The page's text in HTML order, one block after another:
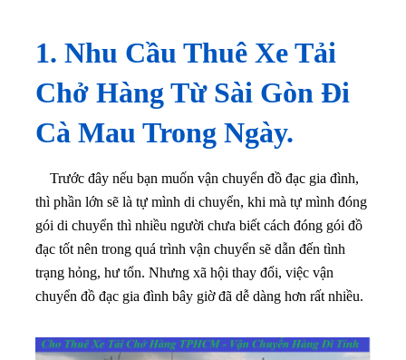
1. Nhu Cầu Thuê Xe Tải
Chở Hàng Từ Sài Gòn Đi
Cà Mau Trong Ngày.
Trước đây nếu bạn muốn vận chuyển đồ đạc gia đình,
thì phần lớn sẽ là tự mình di chuyển, khi mà tự mình đóng
gói di chuyển thì nhiều người chưa biết cách đóng gói đồ
đạc tốt nên trong quá trình vận chuyển sẽ dẫn đến tình
trạng hỏng, hư tổn. Nhưng xã hội thay đổi, việc vận
chuyển đồ đạc gia đình bây giờ đã dễ dàng hơn rất nhiều.